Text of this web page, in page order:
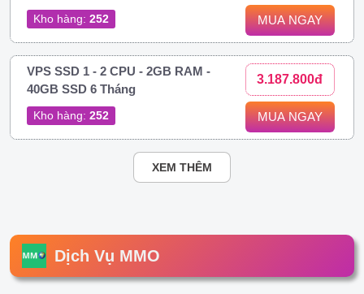
Kho hàng: 252 MUA NGAY
VPS SSD 1 - 2 CPU - 2GB RAM -
40GB SSD 6 Tháng
Kho hàng: 252
3.187.800đ
MUA NGAY
XEM THÊM
Dịch Vụ MMO